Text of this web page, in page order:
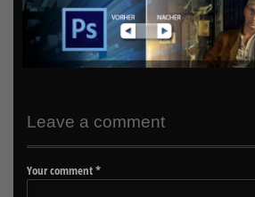
Leave a comment
Your comment*